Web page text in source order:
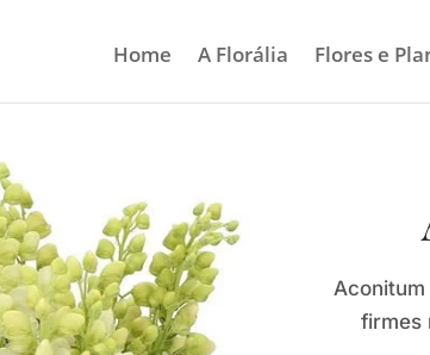
Home A Florália Flores e
firmes